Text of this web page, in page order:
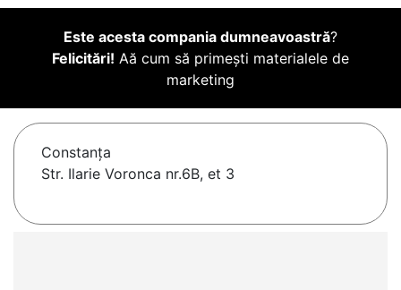
Este acesta compania dumneavoastră?
Felicitări! Aă cum să primești materialele de
marketing
Constanţa
Str. Ilarie Voronca nr.6B, et 3